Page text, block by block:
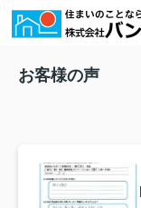
お客様の声